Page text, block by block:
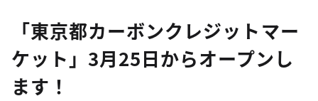
「東京都カーボンクレジットマー
ケット」3月25日からオープンし
ます！